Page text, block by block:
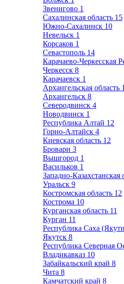
Звенигово 1
Сахалинская область 15
Южно-Сахалинск 10
Невельск 1
Корсаков 1
Севастополь 14
Карачаево-Черкесская
Черкесск 8
Карачаевск 1
Архангельская область
Архангельск 8
Северодвинск 4
Новодвинск 1
Республика Алтай 12
Горно-Алтайск 4
Киевская область 12
Бровари 3
Вышгород 1
Васильков 1
Западно-Казахстанская
Уральск 9
Костромская область 12
Кострома 10
Курганская область 11
Курган 11
Республика Саха
Якутск 8
Республика Северная
Владикавказ 10
Забайкальский край 8
Чита 8
Камчатский край 8